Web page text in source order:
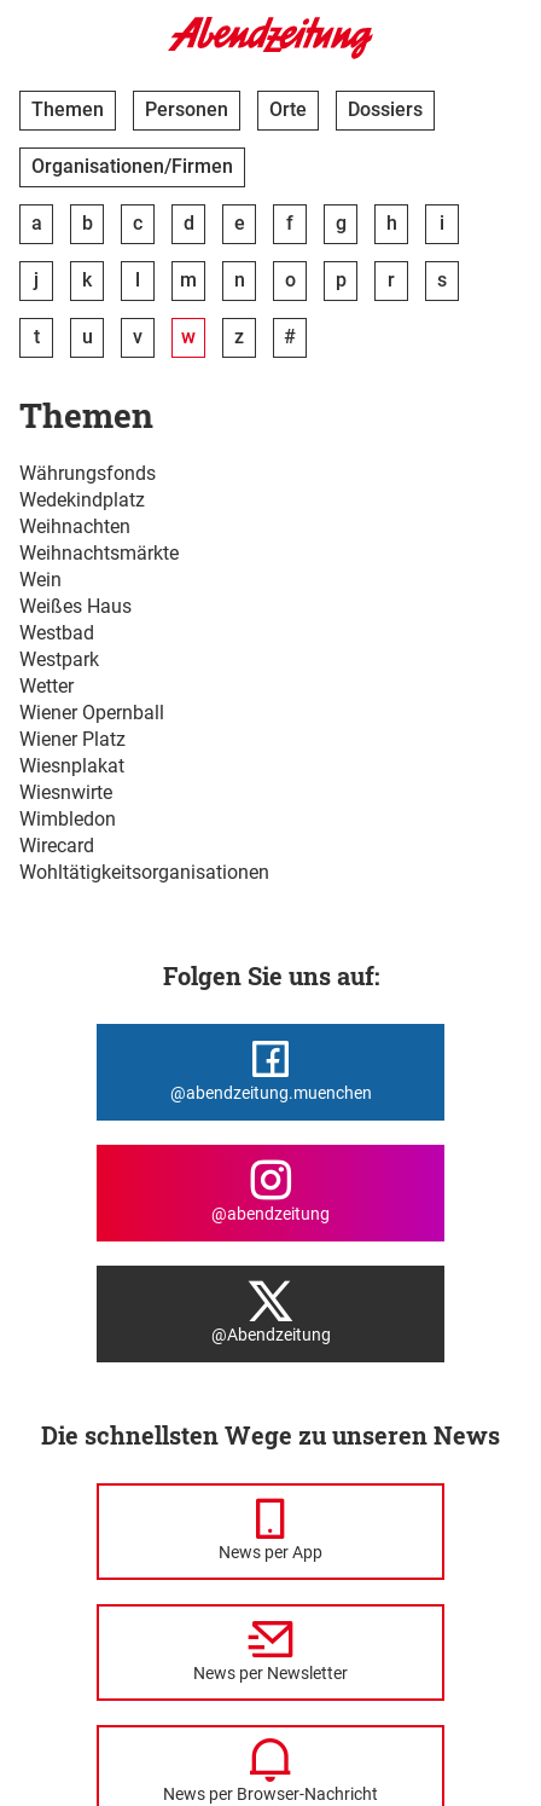
Themen Personen Orte Dossiers
Organisationen/Firmen
a b c d e f g h i
j k l m n o p r s
t u v w z #
Themen
Währungsfonds
Wedekindplatz
Weihnachten
Weihnachtsmärkte
Wein
Weißes Haus
Westbad
Westpark
Wetter
Wiener Opernball
Wiener Platz
Wiesnplakat
Wiesnwirte
Wimbledon
Wirecard
Wohltätigkeitsorganisationen
Folgen Sie uns auf:
@abendzeitung.muenchen
@abendzeitung
@Abendzeitung
Die schnellsten Wege zu unseren News
News per App
News per Newsletter
News per Browser-Nachricht